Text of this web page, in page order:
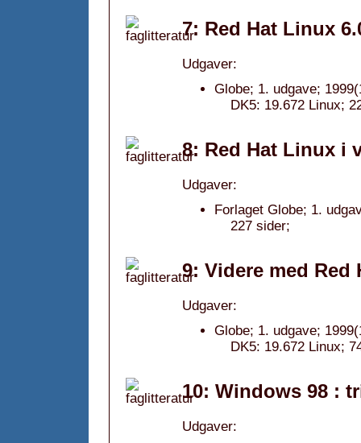
7: Red Hat Linux
Udgaver:
Globe; 1. udgave;
DK5: 19.672 Linux;
8: Red Hat Linux i
Udgaver:
Forlaget Globe; 1.
227 sider;
9: Videre med Red
Udgaver:
Globe; 1. udgave;
DK5: 19.672 Linux;
10: Windows 98 :
Udgaver: